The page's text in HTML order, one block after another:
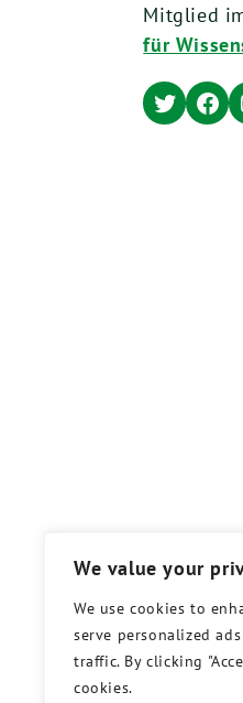
We value your
We use cookies to
serve personalized
traffic. By clicking
cookies.
Mitglied
für